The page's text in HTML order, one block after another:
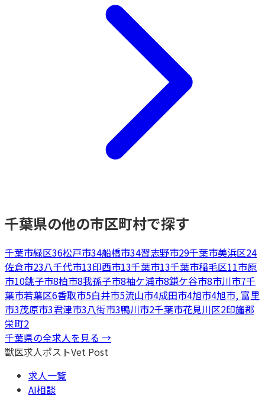
千葉県の他の市区町村で探す
千葉市緑区36松戸市34船橋市34習志野市29千葉市美浜区24
佐倉市23八千代市13印西市13千葉市13千葉市稲毛区11市原
市10銚子市8柏市8我孫子市8袖ケ浦市8鎌ケ谷市8市川市7千
葉市若葉区6香取市5白井市5流山市4成田市4旭市4旭市, 富里
市3茂原市3君津市3八街市3鴨川市2千葉市花見川区2印旛郡
栄町2
千葉県の全求人を見る →
獣医求人ポストVet Post
求人一覧
AI相談